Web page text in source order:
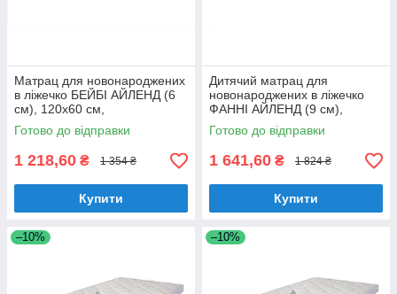
Матрац для новонароджених
в ліжечко БЕЙБІ АЙЛЕНД (6
см), 120х60 см,
ортопедичний безпружинний,
Зима/Літо
Готово до відправки
1 218,60 ₴ 1 354 ₴
Купити
Дитячий матрац для
новонароджених в ліжечко
ФАННІ АЙЛЕНД (9 см),
ортопедичний з кокосом,
безпружинний 120х60 см
Готово до відправки
1 641,60 ₴ 1 824 ₴
Купити
–10% –10%